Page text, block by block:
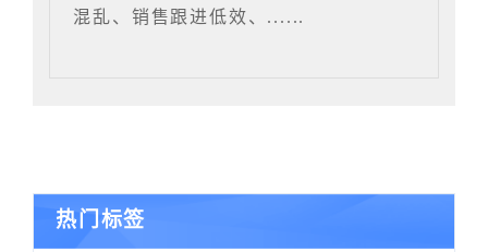
混乱、销售跟进低效、......
热门标签